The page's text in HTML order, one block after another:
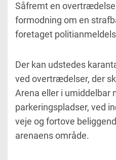
Såfremt en
formodning om en
foretaget
Der kan udstedes
ved overtrædelser, der
Arena eller i umiddelbar
parkeringspladser, ved
veje og fortove
arenaens område.